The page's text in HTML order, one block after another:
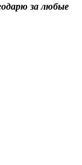
за любые